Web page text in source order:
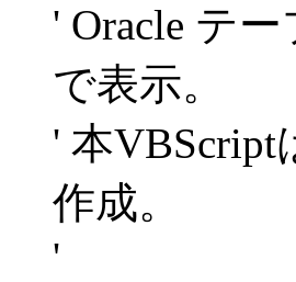
' Oracle テ
で表示。
' 本VBScript
作成。
'